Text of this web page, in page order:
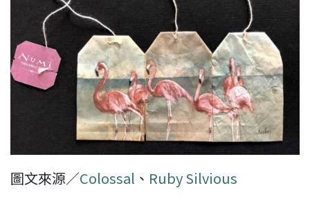
圖文來源／Colossal 、 Ruby Silvious